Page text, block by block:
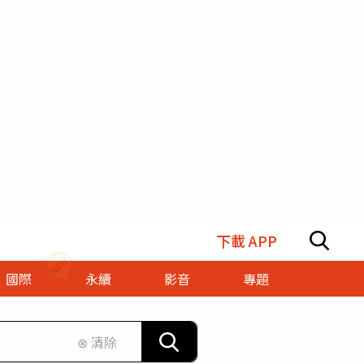
下載 APP
國際 永續 影音
專題
⊗ 清除